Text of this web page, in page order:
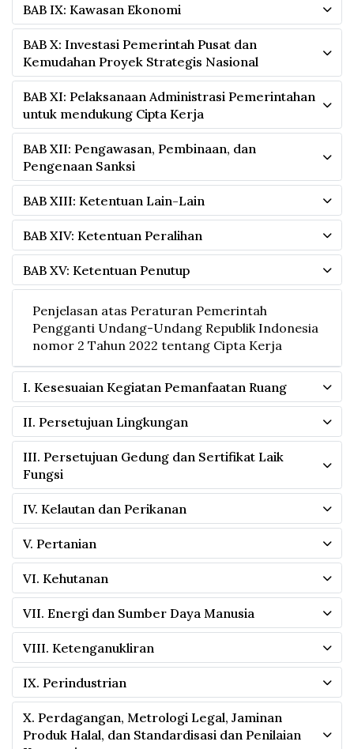
BAB IX: Kawasan Ekonomi
BAB X: Investasi Pemerintah Pusat dan
Kemudahan Proyek Strategis Nasional
BAB XI: Pelaksanaan Administrasi Pemerintahan
untuk mendukung Cipta Kerja
BAB XII: Pengawasan, Pembinaan, dan
Pengenaan Sanksi
BAB XIII: Ketentuan Lain-Lain
BAB XIV: Ketentuan Peralihan
BAB XV: Ketentuan Penutup
Penjelasan atas Peraturan Pemerintah
Pengganti Undang-Undang Republik Indonesia
nomor 2 Tahun 2022 tentang Cipta Kerja
I. Kesesuaian Kegiatan Pemanfaatan Ruang
II. Persetujuan Lingkungan
III. Persetujuan Gedung dan Sertifikat Laik
Fungsi
IV. Kelautan dan Perikanan
V. Pertanian
VI. Kehutanan
VII. Energi dan Sumber Daya Manusia
VIII. Ketenganukliran
IX. Perindustrian
X. Perdagangan, Metrologi Legal, Jaminan
Produk Halal, dan Standardisasi dan Penilaian